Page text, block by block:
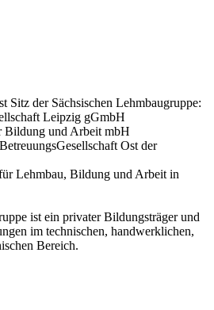
Sitz der Sächsischen Lehmbaugruppe:
Leipzig gGmbH
Bildung und Arbeit mbH
Ost der
Lehmbau, Bildung und Arbeit in
ist ein privater Bildungsträger und
im technischen, handwerklichen,
Bereich.